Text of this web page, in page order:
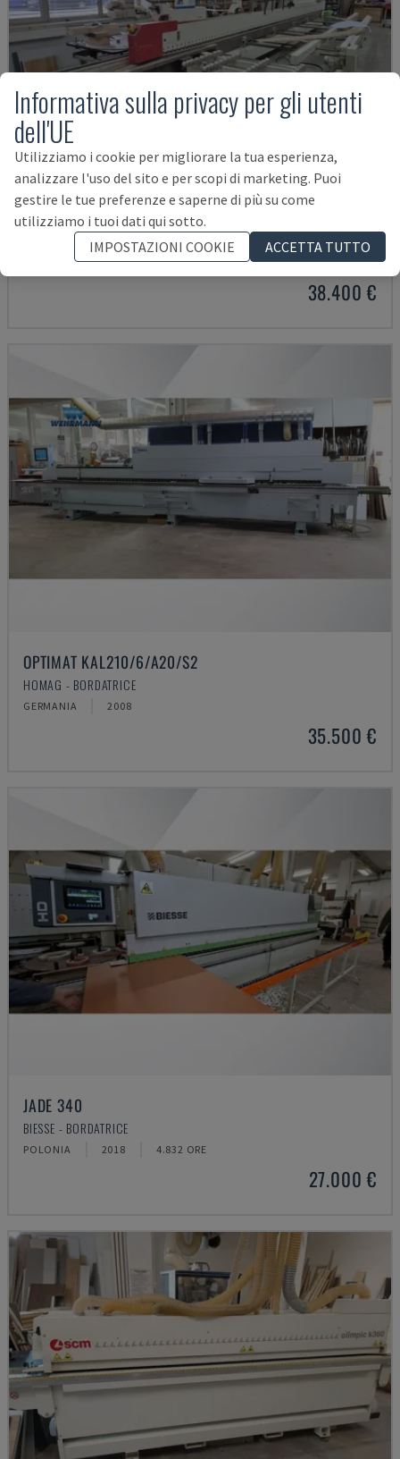
AVM/K/I/G80/822/S3R3L20
IMA - BORDATRICE
GERMANIA 2003
38.400 €
OPTIMAT KAL210/6/A20/S2
HOMAG - BORDATRICE
GERMANIA 2008
35.500 €
JADE 340
BIESSE - BORDATRICE
POLONIA 2018 4.832 ORE
27.000 €
Informativa sulla privacy per gli utenti
dell'UE
Utilizziamo i cookie per migliorare la tua esperienza,
analizzare l'uso del sito e per scopi di marketing. Puoi
gestire le tue preferenze e saperne di più su come
utilizziamo i tuoi dati qui sotto.
IMPOSTAZIONI COOKIE
ACCETTA TUTTO